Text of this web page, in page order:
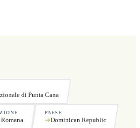
di Punta Cana
PAESE
Dominican Republic